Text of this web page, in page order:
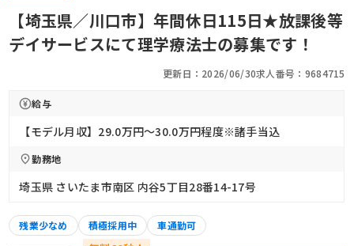
【埼玉県／川口市】年間休日115日★放課後等
デイサービスにて理学療法士の募集です！
更新日：2026/06/30求人番号：9684715
給与
【モデル月収】29.0万円〜30.0万円程度※諸手当込
勤務地
埼玉県 さいたま市南区 内谷5丁目28番14-17号
残業少なめ 積極採用中 車通勤可